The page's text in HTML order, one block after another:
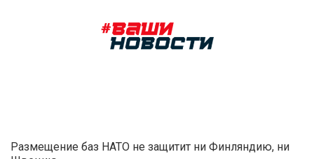
Размещение баз НАТО не защитит ни Финляндию, ни